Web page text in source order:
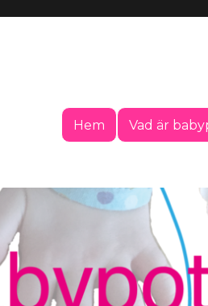
Hem Vad är